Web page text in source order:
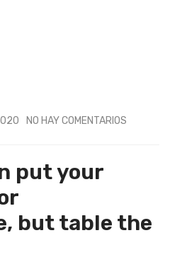
NO HAY COMENTARIOS
put your
but table the